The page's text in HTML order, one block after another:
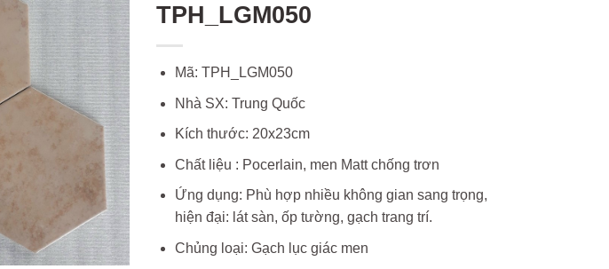
TPH_LGM050
Mã: TPH_LGM050
Nhà SX: Trung Quốc
Kích thước: 20x23cm
Chất liệu : Pocerlain, men Matt chống trơn
Ứng dụng: Phù hợp nhiều không gian sang trọng,
hiện đại: lát sàn, ốp tường, gạch trang trí.
Chủng loại: Gạch lục giác men